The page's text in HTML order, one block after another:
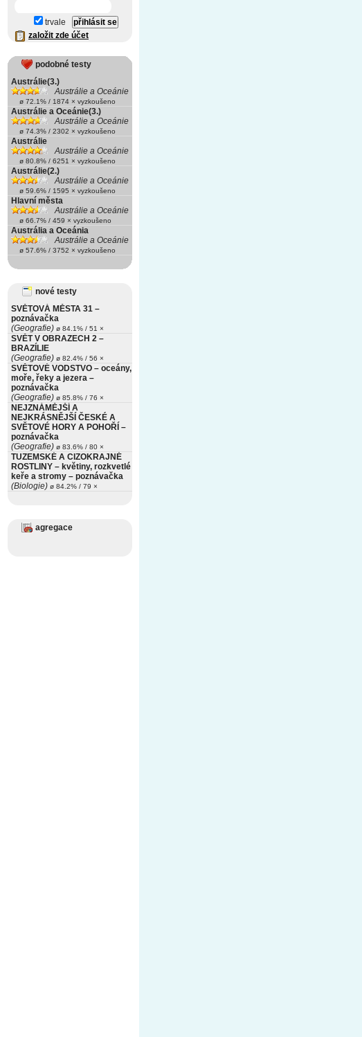
trvale
založit zde účet
podobné testy
Austrálie(3.)
Austrálie a Oceánie
ø 72.1% / 1874 × vyzkoušeno
Austrálie a Oceánie(3.)
Austrálie a Oceánie
ø 74.3% / 2302 × vyzkoušeno
Austrálie
Austrálie a Oceánie
ø 80.8% / 6251 × vyzkoušeno
Austrálie(2.)
Austrálie a Oceánie
ø 59.6% / 1595 × vyzkoušeno
Hlavní města
Austrálie a Oceánie
ø 66.7% / 459 × vyzkoušeno
Austrália a Oceánia
Austrálie a Oceánie
ø 57.6% / 3752 × vyzkoušeno
nové testy
SVĚTOVÁ MĚSTA 31 –
poznávačka
(Geografie) ø 84.1% / 51 ×
SVĚT V OBRAZECH 2 –
BRAZÍLIE
(Geografie) ø 82.4% / 56 ×
SVĚTOVÉ VODSTVO – oceány,
moře, řeky a jezera –
poznávačka
(Geografie) ø 85.8% / 76 ×
NEJZNÁMĚJŠÍ A
NEJKRÁSNĚJŠÍ ČESKÉ A
SVĚTOVÉ HORY A POHOŘÍ –
poznávačka
(Geografie) ø 83.6% / 80 ×
TUZEMSKÉ A CIZOKRAJNÉ
ROSTLINY – květiny, rozkvetlé
keře a stromy – poznávačka
(Biologie) ø 84.2% / 79 ×
agregace